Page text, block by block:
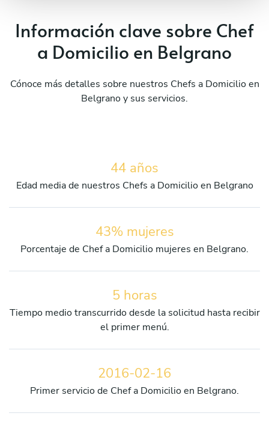
Información clave sobre Chef
a Domicilio en Belgrano
Cónoce más detalles sobre nuestros Chefs a Domicilio en
Belgrano y sus servicios.
44 años
Edad media de nuestros Chefs a Domicilio en Belgrano
43% mujeres
Porcentaje de Chef a Domicilio mujeres en Belgrano.
5 horas
Tiempo medio transcurrido desde la solicitud hasta recibir
el primer menú.
2016-02-16
Primer servicio de Chef a Domicilio en Belgrano.